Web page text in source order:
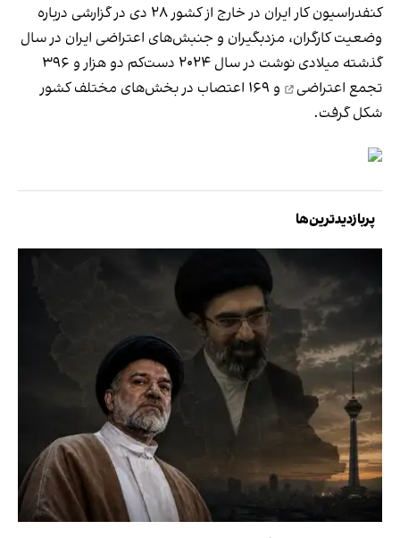
کنفدراسیون کار ایران در خارج از کشور ۲۸ دی در گزارشی درباره
وضعیت کارگران، مزدبگیران و جنبش‌های اعتراضی ایران در سال
گذشته میلادی نوشت در سال ۲۰۲۴ دست‌کم
دو هزار و ۳۹۶
تجمع اعتراضی
و ۱۶۹ اعتصاب در بخش‌های مختلف کشور
شکل گرفت.
پربازدیدترین‌ها